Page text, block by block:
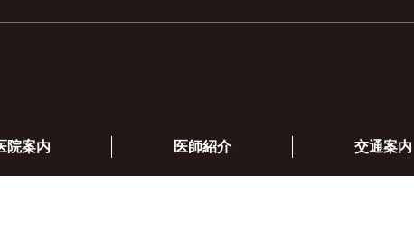
院案内 医師紹介 交通案内